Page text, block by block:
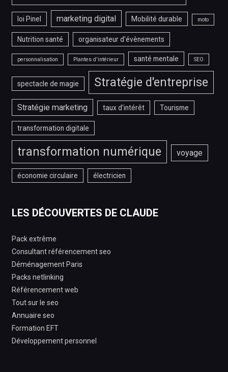
loi Pinel marketing digital Mobilité durable moto
Nutrition santé organisateur d'évènements
personnalisation Plantes d'intérieur santé mentale SEO
spectacle de magie Stratégie d'entreprise
Stratégie marketing taux d'intérêt Tourisme
transformation digitale
transformation numérique voyage
économie circulaire électricien
LES DÉCOUVERTES DE CLAUDE
Pack extrême
Consultant référencement seo
Déménagement Paris
Packs netlinking
Référencement web
Tout sur le seo
Annuaire seo
Formation EFT
Développement personnel